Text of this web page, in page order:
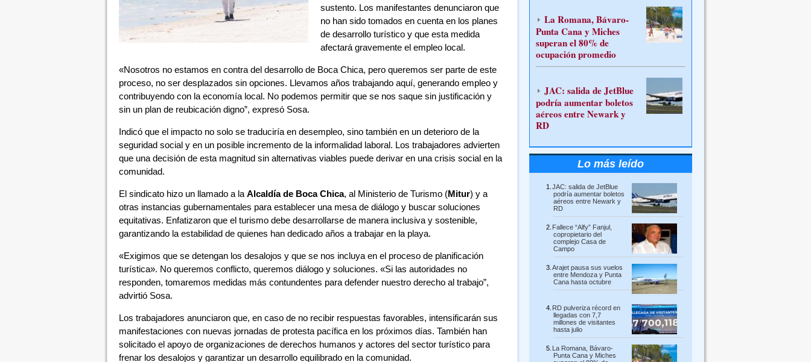
sustento. Los manifestantes denunciaron que
no han sido tomados en cuenta en los planes
de desarrollo turístico y que esta medida
afectará gravemente el empleo local.
«Nosotros no estamos en contra del desarrollo de Boca Chica, pero queremos ser parte de este
proceso, no ser desplazados sin opciones. Llevamos años trabajando aquí, generando empleo y
contribuyendo con la economía local. No podemos permitir que se nos saque sin justificación y
sin un plan de reubicación digno”, expresó Sosa.
Indicó que el impacto no solo se traduciría en desempleo, sino también en un deterioro de la
seguridad social y en un posible incremento de la informalidad laboral. Los trabajadores advierten
que una decisión de esta magnitud sin alternativas viables puede derivar en una crisis social en la
comunidad.
El sindicato hizo un llamado a la Alcaldía de Boca Chica, al Ministerio de Turismo (Mitur) y a
otras instancias gubernamentales para establecer una mesa de diálogo y buscar soluciones
equitativas. Enfatizaron que el turismo debe desarrollarse de manera inclusiva y sostenible,
garantizando la estabilidad de quienes han dedicado años a trabajar en la playa.
«Exigimos que se detengan los desalojos y que se nos incluya en el proceso de planificación
turística». No queremos conflicto, queremos diálogo y soluciones. «Si las autoridades no
responden, tomaremos medidas más contundentes para defender nuestro derecho al trabajo”,
advirtió Sosa.
Los trabajadores anunciaron que, en caso de no recibir respuestas favorables, intensificarán sus
manifestaciones con nuevas jornadas de protesta pacífica en los próximos días. También han
solicitado el apoyo de organizaciones de derechos humanos y actores del sector turístico para
frenar los desalojos y garantizar un desarrollo equilibrado en la comunidad.
La Romana, Bávaro-
Punta Cana y Miches
superan el 80% de
ocupación promedio
JAC: salida de JetBlue
podría aumentar boletos
aéreos entre Newark y
RD
Lo más leído
JAC: salida de JetBlue
podría aumentar boletos
aéreos entre Newark y
RD
Fallece “Alfy” Fanjul,
copropietario del
complejo Casa de
Campo
Arajet pausa sus vuelos
entre Mendoza y Punta
Cana hasta octubre
RD pulveriza récord en
llegadas con 7,7
millones de visitantes
hasta julio
La Romana, Bávaro-
Punta Cana y Miches